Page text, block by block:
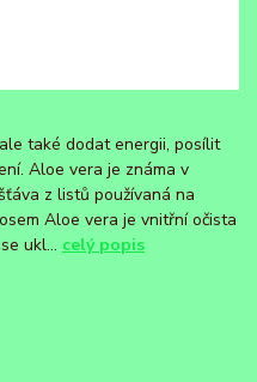
také dodat energii, posílit
Aloe vera je známa v
z listů používaná na
Aloe vera je vnitřní očista
ukl... celý popis